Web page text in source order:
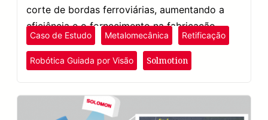
corte de bordas ferroviárias, aumentando a
eficiência e o fornecimento na fabricação
ferroviária.
Caso de Estudo Metalomecânica Retificação
Robótica Guiada por Visão Solmotion